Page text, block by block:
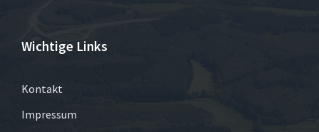
Wichtige Links
Kontakt
Impressum